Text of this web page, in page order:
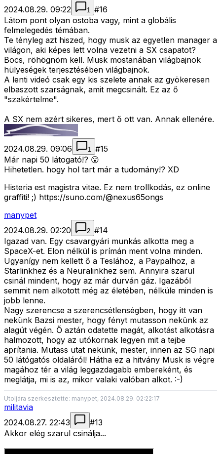
2024.08.29. 09:22
1 #16
Látom pont olyan ostoba vagy, mint a globális
felmelegedés témában.
Te tényleg azt hiszed, hogy musk az egyetlen manager a
világon, aki képes lett volna vezetni a SX csapatot?
Bocs, röhögnöm kell. Musk mostanában világbajnok
hülyeségek terjesztésében világbajnok.
A lenti videó csak egy kis szelete annak az gyökeresen
elbaszott szarságnak, amit megcsinált. Ez az ő
"szakértelme".
A SX nem azért sikeres, mert ő ott van. Annak ellenére.
2024.08.29. 09:06 1 #15
Már napi 50 látogató!? 😮
Hihetetlen. hogy hol tart már a tudomány!? XD
Histeria est magistra vitae. Ez nem trollkodás, ez online
graffiti! ;) https://suno.com/@nexus65ongs
manypet
2024.08.29. 02:20
2 #14
Igazad van. Egy csavargyári munkás alkotta meg a
SpaceX-et. Elon nélkül is prímán ment volna minden.
Ugyanígy nem kellett ő a Teslához, a Paypalhoz, a
Starlinkhez és a Neuralinkhez sem. Annyira szarul
csinál mindent, hogy az már durván gáz. Igazából
semmit nem alkotott még az életében, nélküle minden is
jobb lenne.
Nagy szerencse a szerencsétlenségben, hogy itt van
nekünk Bazsi mester, hogy fényt mutasson nekünk az
alagút végén. Ő aztán odatette magát, alkotást alkotásra
halmozott, hogy az utókornak legyen mit a tejbe
aprítania. Mutass utat nekünk, mester, innen az SG napi
50 látógatós oldaláról! Hátha ez a hitvány Musk is végre
magához tér a világ leggazdagabb embereként, és
meglátja, mi is az, mikor valaki valóban alkot. :-)
Utoljára szerkesztette: manypet, 2024.08.29. 02:22:17
militavia
2024.08.27. 22:43
#13
Akkor elég szarul csinálja...